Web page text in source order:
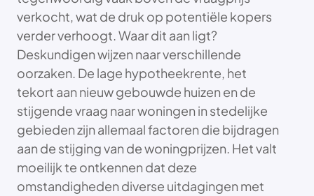
verkocht, wat de druk op potentiële kopers
verder verhoogt. Waar dit aan ligt?
Deskundigen wijzen naar verschillende
oorzaken. De lage hypotheekrente, het
tekort aan nieuw gebouwde huizen en de
stijgende vraag naar woningen in stedelijke
gebieden zijn allemaal factoren die bijdragen
aan de stijging van de woningprijzen. Het valt
moeilijk te ontkennen dat deze
omstandigheden diverse uitdagingen met